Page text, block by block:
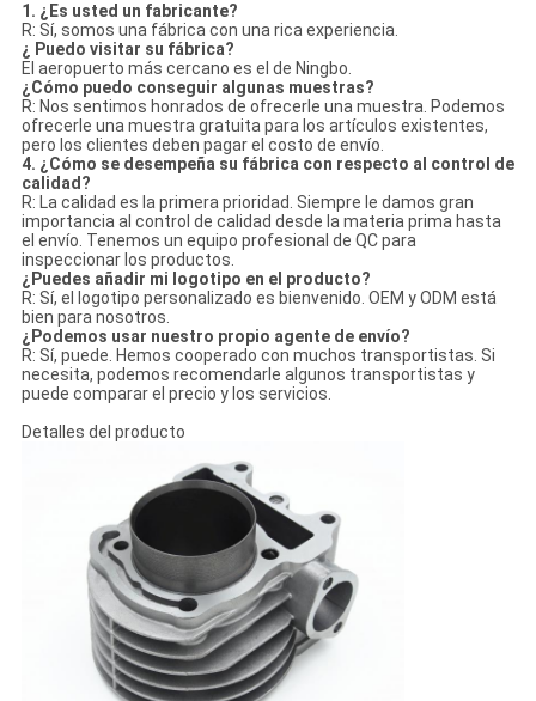
1. ¿Es usted un fabricante?
R: Sí, somos una fábrica con una rica experiencia.
¿ Puedo visitar su fábrica?
El aeropuerto más cercano es el de Ningbo.
¿Cómo puedo conseguir algunas muestras?
R: Nos sentimos honrados de ofrecerle una muestra. Podemos
ofrecerle una muestra gratuita para los artículos existentes,
pero los clientes deben pagar el costo de envío.
4. ¿Cómo se desempeña su fábrica con respecto al control de
calidad?
R: La calidad es la primera prioridad. Siempre le damos gran
importancia al control de calidad desde la materia prima hasta
el envío. Tenemos un equipo profesional de QC para
inspeccionar los productos.
¿Puedes añadir mi logotipo en el producto?
R: Sí, el logotipo personalizado es bienvenido. OEM y ODM está
bien para nosotros.
¿Podemos usar nuestro propio agente de envío?
R: Sí, puede. Hemos cooperado con muchos transportistas. Si
necesita, podemos recomendarle algunos transportistas y
puede comparar el precio y los servicios.
Detalles del producto